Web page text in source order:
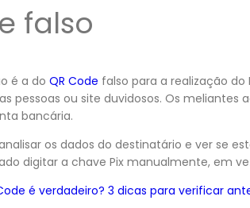
falso
é a do QR Code falso para a realização
pessoas ou site duvidosos. Os
bancária.
os dados do destinatário e ver se
digitar a chave Pix manualmente, em
é verdadeiro? 3 dicas para verificar